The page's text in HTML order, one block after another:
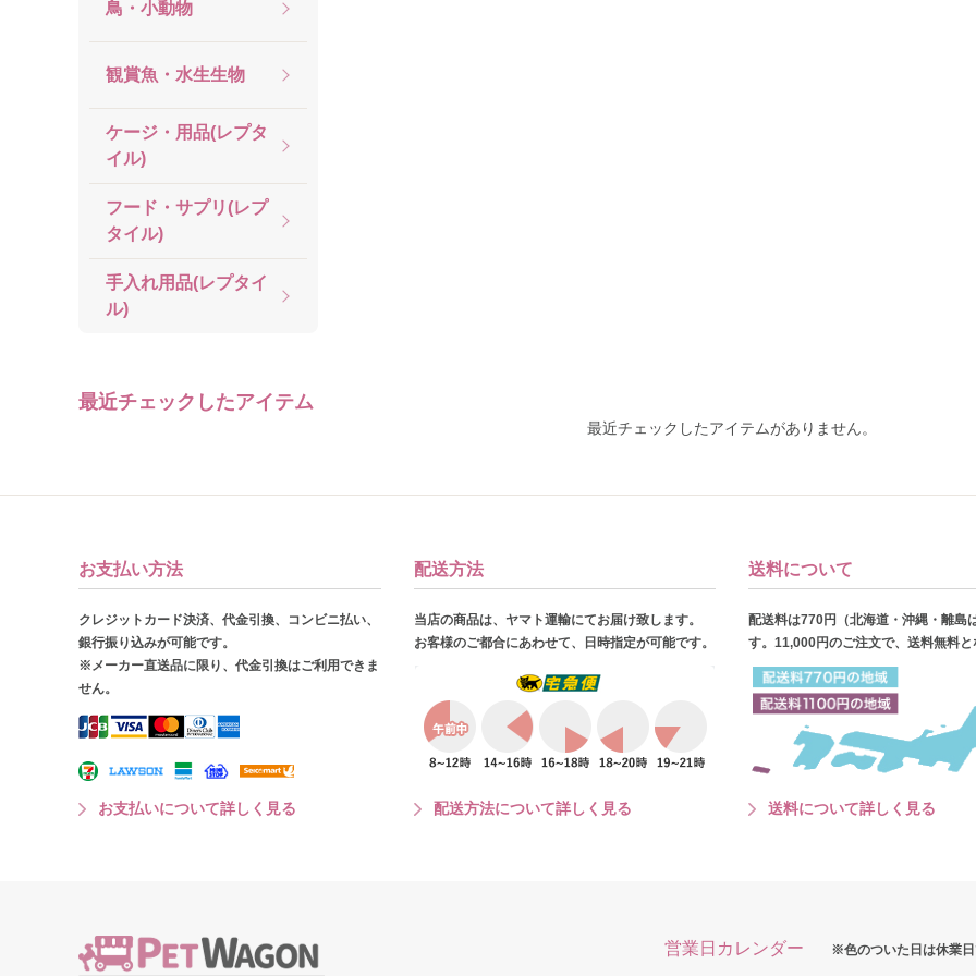
鳥・小動物
観賞魚・水生生物
ケージ・用品(レプタ
イル)
フード・サプリ(レプ
タイル)
手入れ用品(レプタイ
ル)
最近チェックしたアイテム
最近チェックしたアイテムがありません。
お支払い方法
クレジットカード決済、代金引換、コンビニ払い、
銀行振り込みが可能です。
※メーカー直送品に限り、代金引換はご利用できま
せん。
お支払いについて詳しく見る
配送方法
当店の商品は、ヤマト運輸にてお届け致します。
お客様のご都合にあわせて、日時指定が可能です。
配送方法について詳しく見る
送料について
配送料は770円（北海道・沖縄・離島
す。11,000円のご注文で、送料無料と
送料について詳しく見る
営業日カレンダー ※色のついた日は休業日